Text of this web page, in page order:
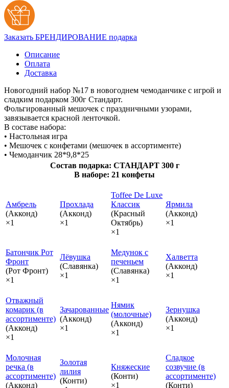
Заказать БРЕНДИРОВАНИЕ подарка
Описание
Оплата
Доставка
Новогодний набор №17 в новогоднем чемоданчике с игрой и
сладким подарком 300г Стандарт.
Фольгированный мешочек с праздничными узорами,
завязывается красной ленточкой.
В составе набора:
• Настольная игра
• Мешочек с конфетами (мешочек в ассортименте)
• Чемоданчик 28*9,8*25
Состав подарка: СТАНДАРТ 300 г
В наборе: 21 конфеты
Амбрель
(Акконд)
×1
Прохлада
(Акконд)
×1
Toffee De Luxe
Классик
(Красный
Октябрь)
×1
Ярмила
(Акконд)
×1
Батончик Рот
Фронт
(Рот Фронт)
×1
Лёвушка
(Славянка)
×1
Медунок с
печеньем
(Славянка)
×1
Халветта
(Акконд)
×1
Отважный
комарик (в
ассортименте)
(Акконд)
×1
Зачарованные
(Акконд)
×1
Нямик
(молочные)
(Акконд)
×1
Зернушка
(Акконд)
×1
Молочная
речка (в
ассортименте)
(Акконд)
Золотая
лилия
(Конти)
Княжеские
(Конти)
×1
Сладкое
созвучие (в
ассортименте)
(Конти)